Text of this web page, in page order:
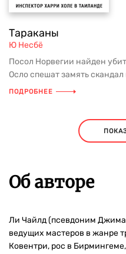
Тараканы
Ю Несбё
Посол Норвегии найден
Осло спешат замять
ПОДРОБНЕЕ
Об авторе
Ли Чайлд (псевдоним Джима
ведущих мастеров в жанре
Ковентри, рос в